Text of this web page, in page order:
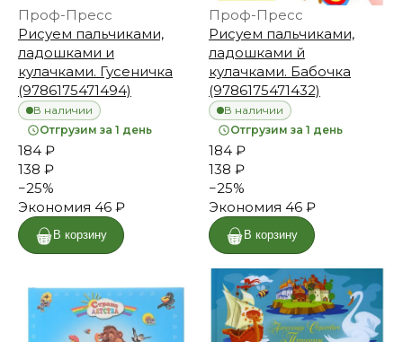
Проф-Пресс
Рисуем пальчиками,
ладошками и
кулачками. Гусеничка
(9786175471494)
В наличии
Отгрузим за 1 день
184 ₽
138 ₽
−25%
Экономия 46 ₽
В корзину
Проф-Пресс
Рисуем пальчиками,
ладошками й
кулачками. Бабочка
(9786175471432)
В наличии
Отгрузим за 1 день
184 ₽
138 ₽
−25%
Экономия 46 ₽
В корзину